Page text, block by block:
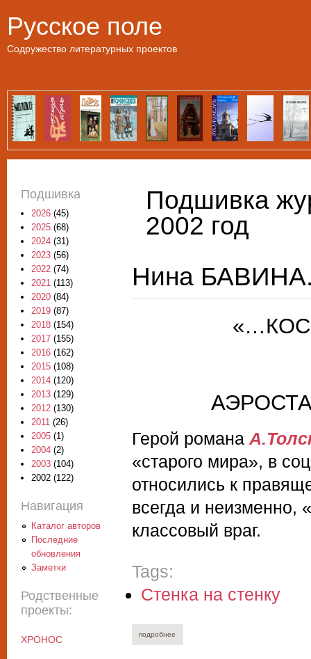
Русское поле
Содружество литературных проектов
Подшивка
2002 год
Нина БАВИНА.
Герой романа
«старого мира», в
относились к
всегда и неизменно,
классовый враг.
Tags:
Стенка на стенку
подробнее
Подшивка
2026 (45)
2025 (68)
2024 (31)
2023 (56)
2022 (74)
2021 (113)
2020 (84)
2019 (87)
2018 (154)
2017 (155)
2016 (162)
2015 (108)
2014 (120)
2013 (129)
2012 (130)
2011 (26)
2005 (1)
2004 (2)
2003 (104)
2002 (122)
Навигация
Каталог авторов
Последние
обновления
Заметки
Родственные
проекты:
ХРОНОС